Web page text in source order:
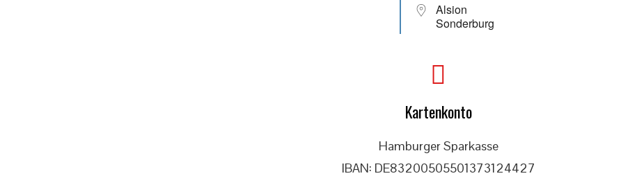
Alsion
Sonderburg
Kartenkonto
Hamburger Sparkasse
IBAN: DE83200505501373124427